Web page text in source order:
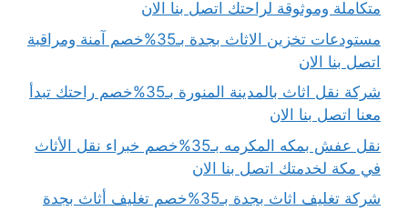
متكاملة وموثوقة لراحتك اتصل بنا الان
مستودعات تخزين الاثاث بجدة بـ35%خصم آمنة ومراقبة
اتصل بنا الان
شركة نقل اثاث بالمدينة المنورة بـ35%خصم راحتك تبدأ
معنا اتصل بنا الان
نقل عفش بمكه المكرمه بـ35%خصم خبراء نقل الأثاث
في مكة لخدمتك اتصل بنا الان
شركة تغليف اثاث بجدة بـ35%خصم تغليف أثاث بجدة